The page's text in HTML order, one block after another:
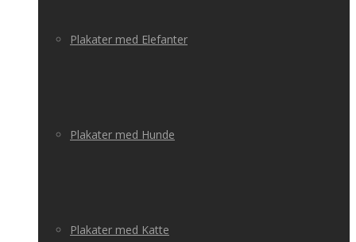
Plakater med Elefanter
Plakater med Hunde
Plakater med Katte